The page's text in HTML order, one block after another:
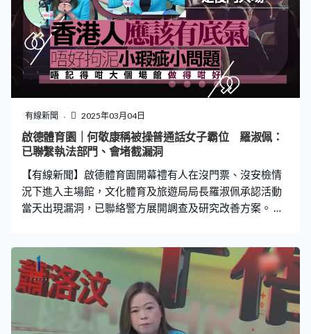
有線新聞 2025年03月04日
啟德體育園｜何敬康稱被操普通話女子霸位 羅淑佩：
已聯繫執法部門、會堵截漏洞
【有線新聞】啟德體育園開幕禮有人在沒門票、沒安檢情
況下進入主場館，文化體育及旅遊局局長羅淑佩承認活動
當天出現漏洞，已聯絡警方展開調查及研究改善方案。 啟
議員何敬康指當時有兩名操普通話的女子一度霸佔貴賓區
內他與另一名議員何俊賢的位置，「有兩位女士在我們左
邊要切入來，她們走進來的時候，首先要旁邊何俊賢和太
太的位置讓兩個位置，讓完之後，跟着她們說不是，她們
說要我和何俊賢的位置，因為剛好對正正中，跟着詢問前